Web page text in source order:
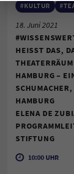
#KULTUR
18. Juni 2021
HEISST DAS,
AMBURG – EIN
CHUMACHER,
AMBURG
ELENA DE
STIFTUNG
10:00 UHR